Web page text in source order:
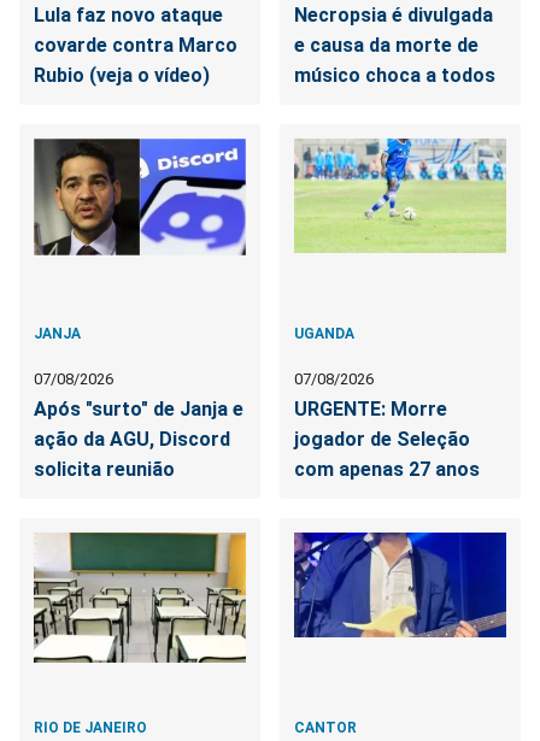
Lula faz novo ataque
covarde contra Marco
Rubio (veja o vídeo)
Necropsia é divulgada
e causa da morte de
músico choca a todos
JANJA
07/08/2026
Após "surto" de Janja e
ação da AGU, Discord
solicita reunião
UGANDA
07/08/2026
URGENTE: Morre
jogador de Seleção
com apenas 27 anos
RIO DE JANEIRO CANTOR